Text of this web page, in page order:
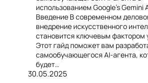
использованием Google’s Gemini
Введение В современном
внедрение искусственного
становится ключевым фактором
Этот гайд поможет вам
самообучающегося AI-агента,
будет…
30.05.2025